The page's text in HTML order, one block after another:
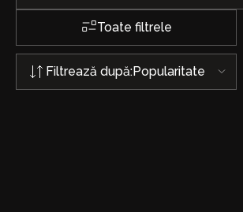
Toate filtrele
Filtrează după:Popularitate